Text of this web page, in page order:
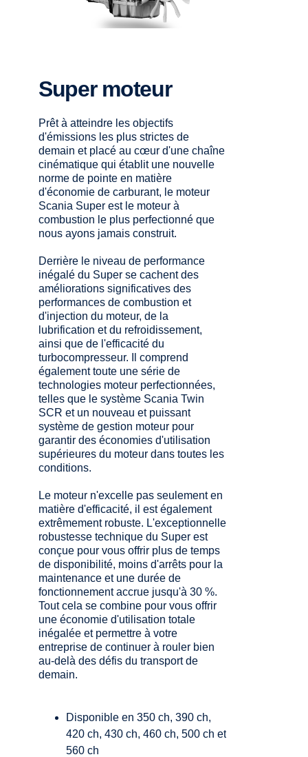
Super moteur
Prêt à atteindre les objectifs
d'émissions les plus strictes de
demain et placé au cœur d'une chaîne
cinématique qui établit une nouvelle
norme de pointe en matière
d'économie de carburant, le moteur
Scania Super est le moteur à
combustion le plus perfectionné que
nous ayons jamais construit.
Derrière le niveau de performance
inégalé du Super se cachent des
améliorations significatives des
performances de combustion et
d'injection du moteur, de la
lubrification et du refroidissement,
ainsi que de l'efficacité du
turbocompresseur. Il comprend
également toute une série de
technologies moteur perfectionnées,
telles que le système Scania Twin
SCR et un nouveau et puissant
système de gestion moteur pour
garantir des économies d'utilisation
supérieures du moteur dans toutes les
conditions.
Le moteur n'excelle pas seulement en
matière d'efficacité, il est également
extrêmement robuste. L'exceptionnelle
robustesse technique du Super est
conçue pour vous offrir plus de temps
de disponibilité, moins d'arrêts pour la
maintenance et une durée de
fonctionnement accrue jusqu'à 30 %.
Tout cela se combine pour vous offrir
une économie d'utilisation totale
inégalée et permettre à votre
entreprise de continuer à rouler bien
au-delà des défis du transport de
demain.
Disponible en 350 ch, 390 ch,
420 ch, 430 ch, 460 ch, 500 ch et
560 ch